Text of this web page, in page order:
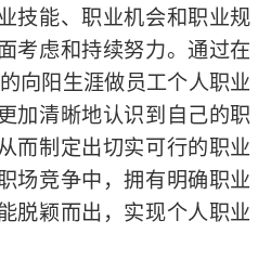
技能、职业机会和职业规
考虑和持续努力。通过在
向阳生涯做员工个人职业
加清晰地认识到自己的职
而制定出切实可行的职业
场竞争中，拥有明确职业
脱颖而出，实现个人职业